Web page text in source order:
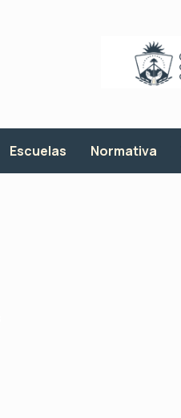
Escuelas Normativa